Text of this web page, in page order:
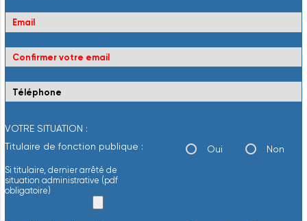
VOTRE SITUATION :
Titulaire de fonction publique :
Oui Non
Si titulaire, dernier arrêté de
situation administrative (pdf
obligatoire)